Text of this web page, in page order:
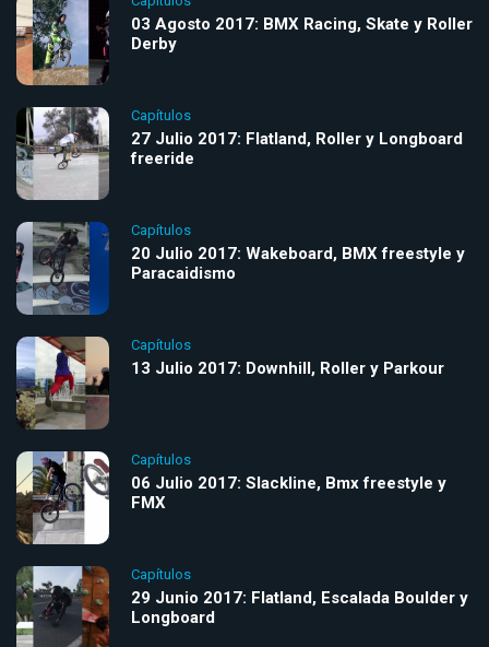
03 Agosto 2017: BMX Racing, Skate y Roller
Derby
Capítulos
27 Julio 2017: Flatland, Roller y Longboard
freeride
Capítulos
20 Julio 2017: Wakeboard, BMX freestyle y
Paracaidismo
Capítulos
13 Julio 2017: Downhill, Roller y Parkour
Capítulos
06 Julio 2017: Slackline, Bmx freestyle y
FMX
Capítulos
29 Junio 2017: Flatland, Escalada Boulder y
Longboard